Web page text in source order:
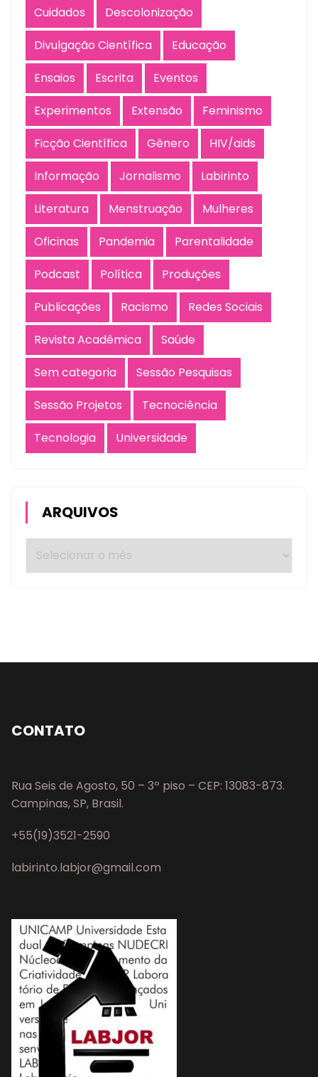
Cuidados
Descolonização
Divulgação Científica
Educação
Ensaios
Escrita
Eventos
Experimentos
Extensão
Feminismo
Ficção Científica
Gênero
HIV/aids
Informação
Jornalismo
Labirinto
Literatura
Menstruação
Mulheres
Oficinas
Pandemia
Parentalidade
Podcast
Política
Produções
Publicações
Racismo
Redes Sociais
Revista Acadêmica
Saúde
Sem categoria
Sessão Pesquisas
Sessão Projetos
Tecnociência
Tecnologia
Universidade
ARQUIVOS
CONTATO
Rua Seis de Agosto, 50 – 3º piso – CEP: 13083-873.
Campinas, SP, Brasil.
+55(19)3521-2590
labirinto.labjor@gmail.com